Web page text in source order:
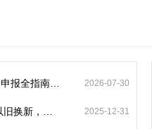
2026-07-30
2025-12-31